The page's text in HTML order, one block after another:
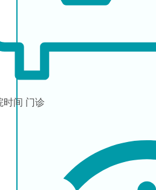
时间 门诊